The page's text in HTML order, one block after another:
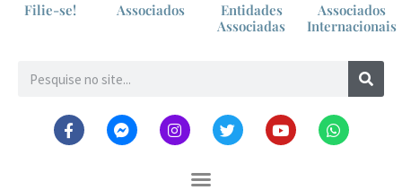
Filie-se! Associados
Entidades
Associadas
Associados
Internacionais